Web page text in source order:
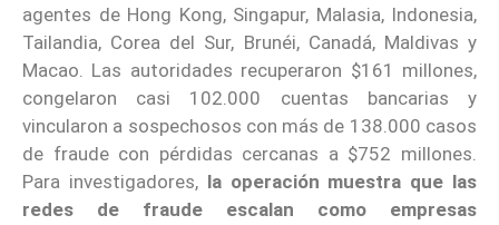
agentes de Hong Kong, Singapur, Malasia, Indonesia,
Tailandia, Corea del Sur, Brunéi, Canadá, Maldivas y
Macao. Las autoridades recuperaron $161 millones,
congelaron casi 102.000 cuentas bancarias y
vincularon a sospechosos con más de 138.000 casos
de fraude con pérdidas cercanas a $752 millones.
Para investigadores, la operación muestra que las
redes de fraude escalan como empresas